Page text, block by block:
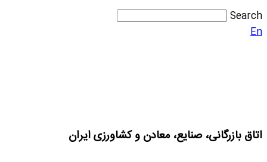
Search
En
اتاق بازرگانی، صنایع، معادن و کشاورزی ایران